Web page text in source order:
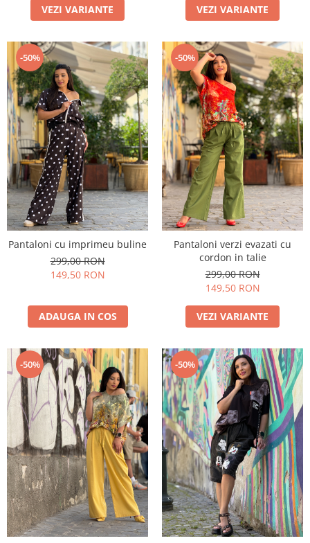
VEZI VARIANTE VEZI VARIANTE
-50%
Pantaloni cu imprimeu buline
299,00 RON
149,50 RON
ADAUGA IN COS
-50%
Pantaloni verzi evazati cu
cordon in talie
299,00 RON
149,50 RON
VEZI VARIANTE
-50% -50%